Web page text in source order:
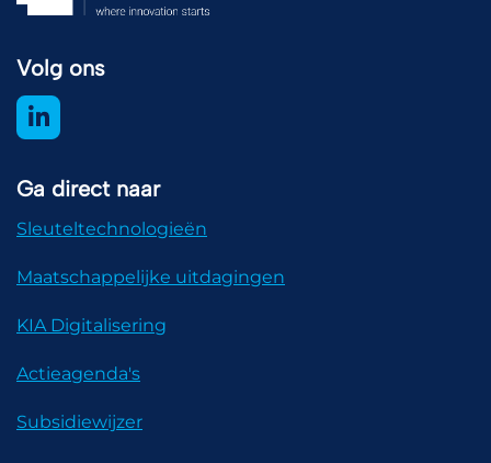
Volg ons
Ga direct naar
Sleuteltechnologieën
Maatschappelijke uitdagingen
KIA Digitalisering
Actieagenda's
Subsidiewijzer